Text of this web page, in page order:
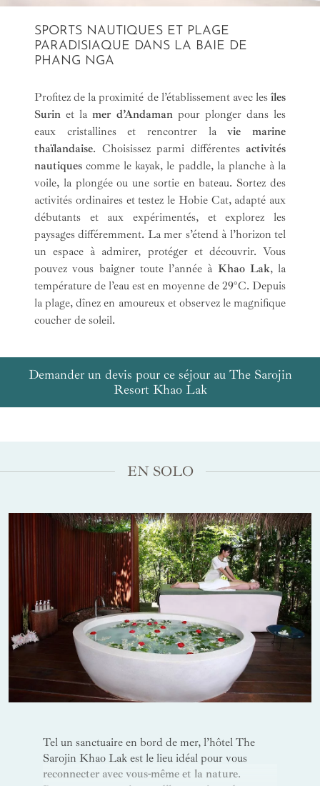
SPORTS NAUTIQUES ET PLAGE
PARADISIAQUE DANS LA BAIE DE
PHANG NGA
Profitez de la proximité de l’établissement avec les îles
Surin et lamer d’Andamanpour plonger dans les
eaux cristallines et rencontrer lavie marine
thaïlandaise. Choisissez parmi différentes activités
nautiques comme le kayak, le paddle, la planche à la
voile, la plongée ou une sortie en bateau. Sortez des
activités ordinaires et testez le Hobie Cat, adapté aux
débutants et aux expérimentés, et explorez les
paysages différemment. La mer s’étend à l’horizon tel
un espace à admirer, protéger et découvrir. Vous
pouvez vous baigner toute l’année à Khao Lak, la
température de l’eau est en moyenne de 29°C. Depuis
la plage, dînez en amoureux et observez le magnifique
coucher de soleil.
Demander un devis pour ce séjour au The Sarojin
Resort Khao Lak
EN SOLO
Tel un sanctuaire en bord de mer, l’hôtel The
Sarojin Khao Lak est le lieu idéal pour vous
reconnecter avec vous-même et la nature.